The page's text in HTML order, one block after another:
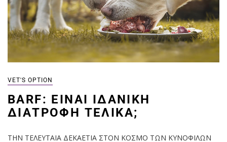
VET'S OPTION
BARF: ΕΊΝΑΙ ΙΔΑΝΙΚΉ
ΔΙΑΤΡΟΦΉ ΤΕΛΙΚΆ;
ΤΗΝ ΤΕΛΕΥΤΑΙΑ ΔΕΚΑΕΤΙΑ ΣΤΟΝ ΚΟΣΜΟ ΤΩΝ ΚΥΝΟΦΙΛΩΝ